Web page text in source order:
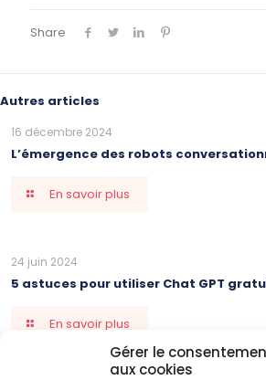
Gérer le
aux cookies
Share
Autres articles
16 décembre 2024
L’émergence des robots
En savoir plus
24 juin 2024
5 astuces pour utiliser Chat GPT
En savoir plus